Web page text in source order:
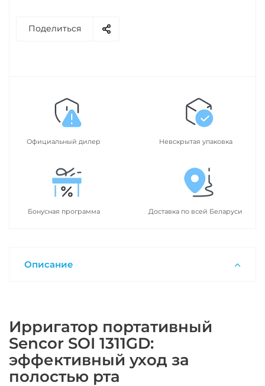
Поделиться
Официальный дилер Невскрытая упаковка
Бонусная программа Доставка по всей Беларуси
Описание
Ирригатор портативный
Sencor SOI 1311GD:
эффективный уход за
полостью рта